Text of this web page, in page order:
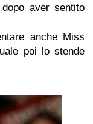
aver sentito
anche Miss
poi lo stende